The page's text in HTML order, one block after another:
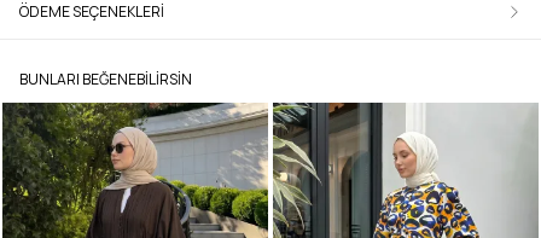
ÖDEME SEÇENEKLERI
BUNLARI BEĞENEBILIRSIN